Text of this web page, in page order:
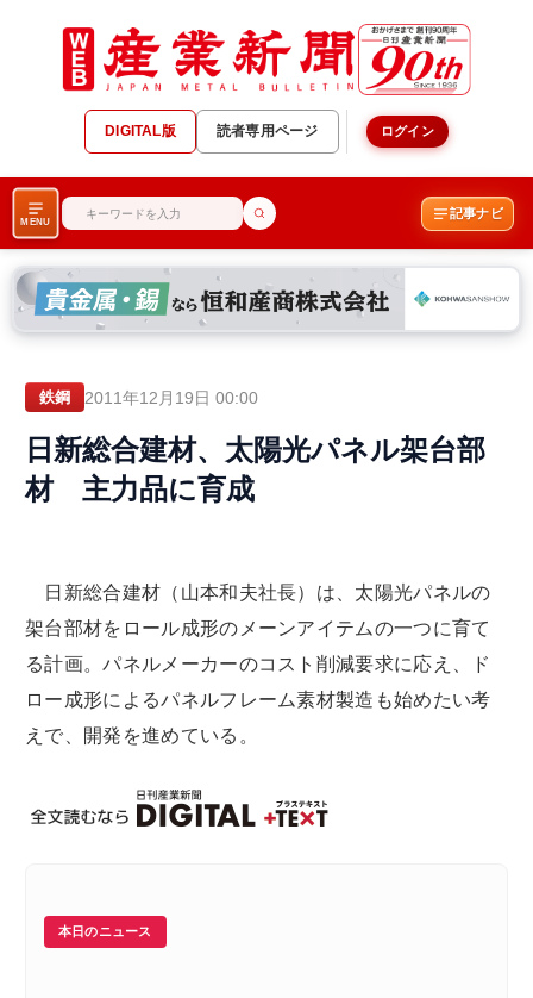
DIGITAL版 読者専用ページ ログイン
MENU
記事ナビ
鉄鋼 2011年12月19日 00:00
日新総合建材、太陽光パネル架台部
材 主力品に育成
日新総合建材（山本和夫社長）は、太陽光パネルの
架台部材をロール成形のメーンアイテムの一つに育て
る計画。パネルメーカーのコスト削減要求に応え、ド
ロー成形によるパネルフレーム素材製造も始めたい考
えで、開発を進めている。
本日のニュース